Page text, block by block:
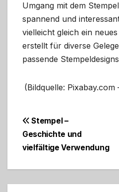
Umgang mit dem
spannend und
vielleicht gleich ein
erstellt für diverse
passende
(Bildquelle: Pixabay.com
Stempel –
Geschichte und
vielfältige Verwendung